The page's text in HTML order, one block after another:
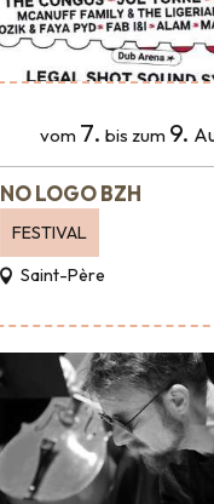
vom 7. bis zum 9.
NO LOGO BZH
FESTIVAL
Saint-Père